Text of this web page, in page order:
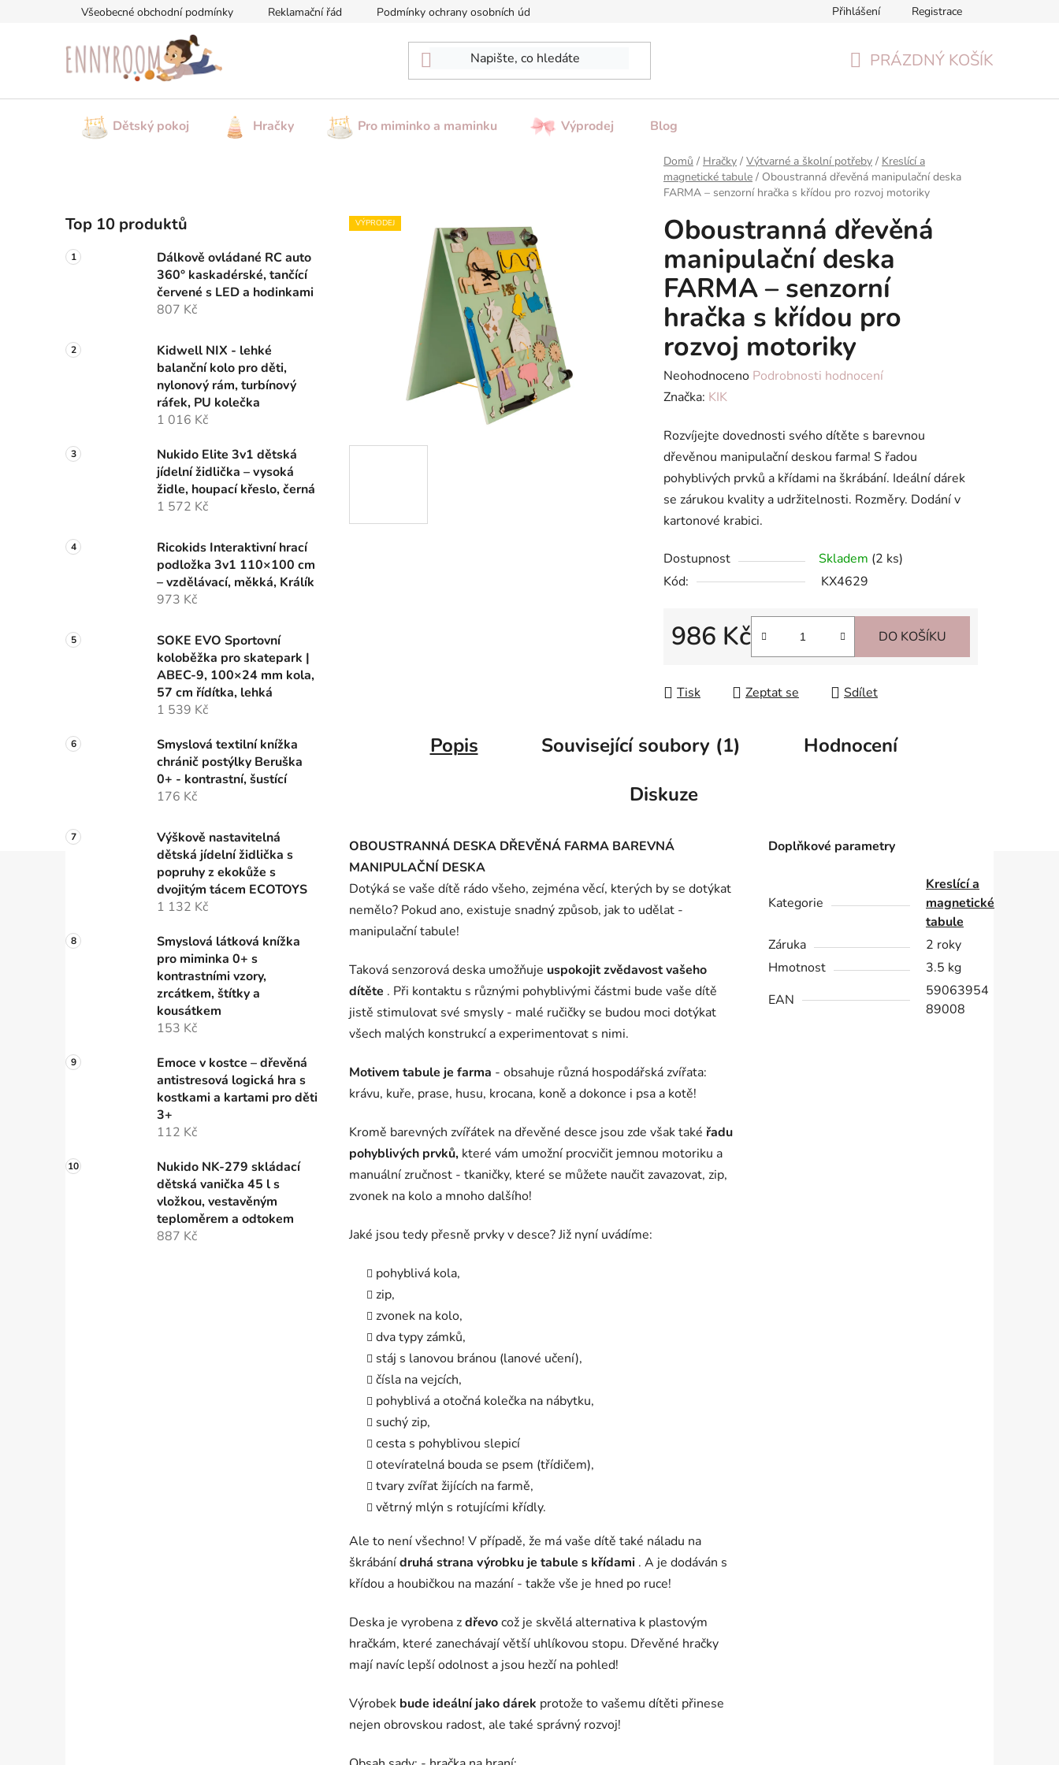
Všeobecné obchodní podmínky Reklamační řád Podmínky ochrany osobních údajů Formulář pro odstoupení od smlouvy Reklamační formulář
Přihlášení Registrace
PRÁZDNÝ KOŠÍK
Dětský pokoj Hračky Pro miminko a maminku Výprodej Blog
Domů / Hračky / Výtvarné a školní potřeby / Kreslící a
magnetické tabule / Oboustranná dřevěná manipulační deska
FARMA – senzorní hračka s křídou pro rozvoj motoriky
o
s
t
n
e
Top 10 produktů
Dálkově ovládané RC auto
360° kaskadérské, tančící
červené s LED a hodinkami
807 Kč
Kidwell NIX - lehké
balanční kolo pro děti,
nylonový rám, turbínový
ráfek, PU kolečka
1 016 Kč
Nukido Elite 3v1 dětská
jídelní židlička – vysoká
židle, houpací křeslo, černá
1 572 Kč
Ricokids Interaktivní hrací
podložka 3v1 110×100 cm
– vzdělávací, měkká, Králík
973 Kč
SOKE EVO Sportovní
koloběžka pro skatepark |
ABEC-9, 100×24 mm kola,
57 cm řídítka, lehká
1 539 Kč
Smyslová textilní knížka
chránič postýlky Beruška
0+ - kontrastní, šustící
176 Kč
Výškově nastavitelná
dětská jídelní židlička s
popruhy z ekokůže s
dvojitým tácem ECOTOYS
1 132 Kč
Smyslová látková knížka
pro miminka 0+ s
kontrastními vzory,
zrcátkem, štítky a
kousátkem
153 Kč
Emoce v kostce – dřevěná
antistresová logická hra s
kostkami a kartami pro děti
3+
112 Kč
Nukido NK-279 skládací
dětská vanička 45 l s
vložkou, vestavěným
teploměrem a odtokem
887 Kč
Oboustranná dřevěná
manipulační deska
FARMA – senzorní
hračka s křídou pro
rozvoj motoriky
Průměrné
hodnocení
je
0,0
z
5
hvězdiček.
Neohodnoceno Podrobnosti hodnocení
Značka: KIK
Rozvíjejte dovednosti svého dítěte s barevnou
dřevěnou manipulační deskou farma! S řadou
pohyblivých prvků a křídami na škrábání. Ideální dárek
se zárukou kvality a udržitelnosti. Rozměry. Dodání v
kartonové krabici.
Dostupnost Skladem (2 ks)
Kód:
KX4629
986 Kč DO KOŠÍKU
Tisk Zeptat se Sdílet
VÝPRODEJ
Popis Související soubory (1)
Hodnocení
Diskuze
OBOUSTRANNÁ DESKA DŘEVĚNÁ FARMA BAREVNÁ
MANIPULAČNÍ DESKA
Dotýká se vaše dítě rádo všeho, zejména věcí, kterých by se dotýkat
nemělo? Pokud ano, existuje snadný způsob, jak to udělat -
manipulační tabule!
Taková senzorová deska umožňuje uspokojit zvědavost vašeho
dítěte . Při kontaktu s různými pohyblivými částmi bude vaše dítě
jistě stimulovat své smysly - malé ručičky se budou moci dotýkat
všech malých konstrukcí a experimentovat s nimi.
Motivem tabule je farma - obsahuje různá hospodářská zvířata:
krávu, kuře, prase, husu, krocana, koně a dokonce i psa a kotě!
Kromě barevných zvířátek na dřevěné desce jsou zde však také řadu
pohyblivých prvků, které vám umožní procvičit jemnou motoriku a
manuální zručnost - tkaničky, které se můžete naučit zavazovat, zip,
zvonek na kolo a mnoho dalšího!
Jaké jsou tedy přesně prvky v desce? Již nyní uvádíme:
pohyblivá kola,
zip,
zvonek na kolo,
dva typy zámků,
stáj s lanovou bránou (lanové učení),
čísla na vejcích,
pohyblivá a otočná kolečka na nábytku,
suchý zip,
cesta s pohyblivou slepicí
otevíratelná bouda se psem (třídičem),
tvary zvířat žijících na farmě,
větrný mlýn s rotujícími křídly.
Ale to není všechno! V případě, že má vaše dítě také náladu na
škrábánídruhá strana výrobku je tabule s křídami . A je dodáván s
křídou a houbičkou na mazání - takže vše je hned po ruce!
Deska je vyrobena zdřevocož je skvělá alternativa k plastovým
hračkám, které zanechávají větší uhlíkovou stopu. Dřevěné hračky
mají navíc lepší odolnost a jsou hezčí na pohled!
Výrobek bude ideální jako dárek protože to vašemu dítěti přinese
nejen obrovskou radost, ale také správný rozvoj!
Doplňkové parametry
Kategorie
Kreslící a
magnetické
tabule
Záruka
2 roky
Hmotnost
3.5 kg
EAN
59063954
89008